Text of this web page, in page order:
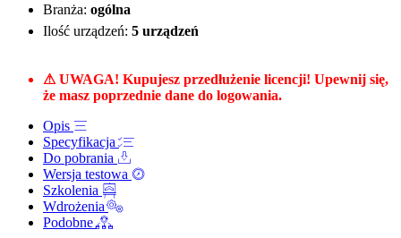
Branża: ogólna
Ilość urządzeń: 5 urządzeń
⚠ UWAGA! Kupujesz przedłużenie licencji! Upewnij się,
że masz poprzednie dane do logowania.
Opis
Specyfikacja
Do pobrania
Wersja testowa
Szkolenia
Wdrożenia
Podobne